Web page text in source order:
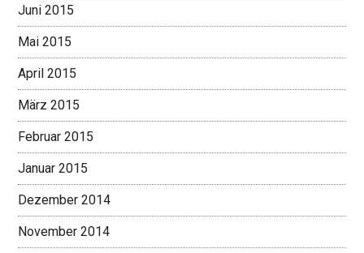
Juni 2015
Mai 2015
April 2015
März 2015
Februar 2015
Januar 2015
Dezember 2014
November 2014